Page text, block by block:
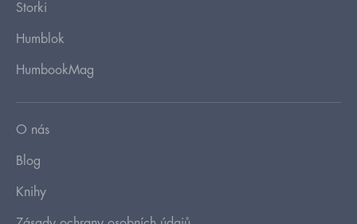
Storki
Humblok
HumbookMag
O nás
Blog
Knihy